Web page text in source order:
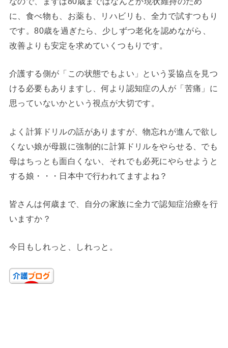
に、食べ物も、お薬も、リハビリも、全力で試すつもり
です。80歳を過ぎたら、少しずつ老化を認めながら、
改善よりも安定を求めていくつもりです。
介護する側が「この状態でもよい」という妥協点を見つ
ける必要もありますし、何より認知症の人が「苦痛」に
思っていないかという視点が大切です。
よく計算ドリルの話がありますが、物忘れが進んで欲し
くない娘が母親に強制的に計算ドリルをやらせる、でも
母はちっとも面白くない、それでも必死にやらせようと
する娘・・・日本中で行われてますよね？
皆さんは何歳まで、自分の家族に全力で認知症治療を行
いますか？
今日もしれっと、しれっと。